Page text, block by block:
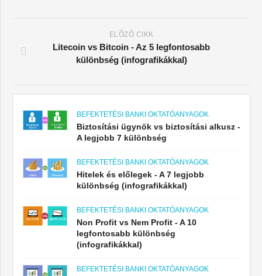
ELŐZŐ CIKK
Litecoin vs Bitcoin - Az 5 legfontosabb
különbség (infografikákkal)
BEFEKTETÉSI BANKI OKTATÓANYAGOK
Biztosítási ügynök vs biztosítási alkusz -
A legjobb 7 különbség
BEFEKTETÉSI BANKI OKTATÓANYAGOK
Hitelek és előlegek - A 7 legjobb
különbség (infografikákkal)
BEFEKTETÉSI BANKI OKTATÓANYAGOK
Non Profit vs Nem Profit - A 10
legfontosabb különbség
(infografikákkal)
BEFEKTETÉSI BANKI OKTATÓANYAGOK